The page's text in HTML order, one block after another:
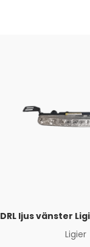
DRL ljus vänster
Ligier